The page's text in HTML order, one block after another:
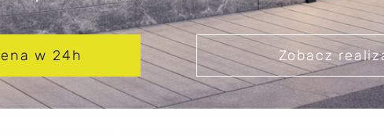
w 24h Zobacz